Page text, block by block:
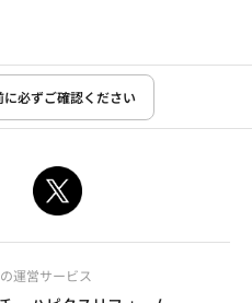
必ずご確認ください
運営サービス